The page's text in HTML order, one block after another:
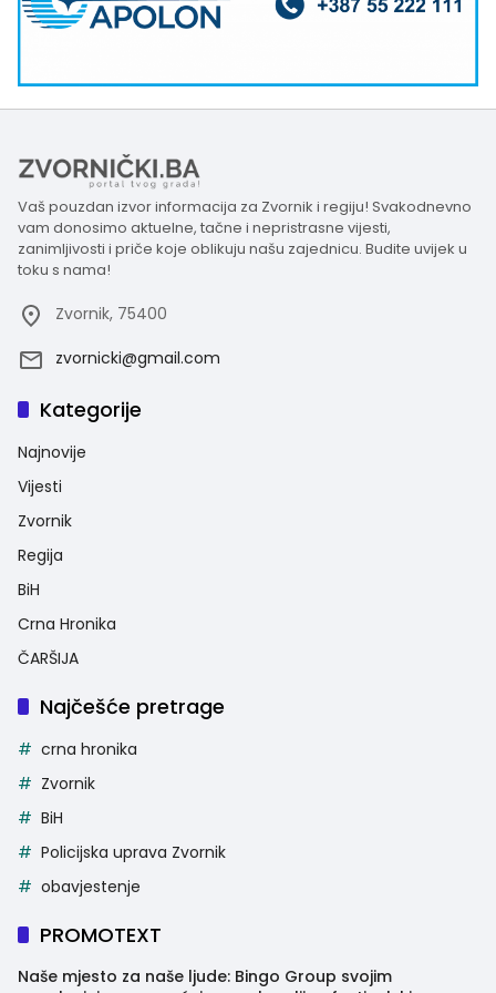
Vaš pouzdan izvor informacija za Zvornik i regiju! Svakodnevno
vam donosimo aktuelne, tačne i nepristrasne vijesti,
zanimljivosti i priče koje oblikuju našu zajednicu. Budite uvijek u
toku s nama!
Zvornik, 75400
zvornicki@gmail.com
Kategorije
Najnovije
Vijesti
Zvornik
Regija
BiH
Crna Hronika
ČARŠIJA
Najčešće pretrage
crna hronika
Zvornik
BiH
Policijska uprava Zvornik
obavjestenje
PROMOTEXT
Naše mjesto za naše ljude: Bingo Group svojim